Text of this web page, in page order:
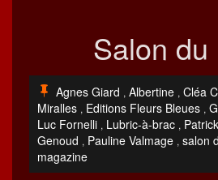
Salon du
Agnes Giard , Albertine , Cléa
Miralles , Editions Fleurs Bleues ,
Luc Fornelli , Lubric-à-brac ,
Genoud , Pauline Valmage , salon
magazine